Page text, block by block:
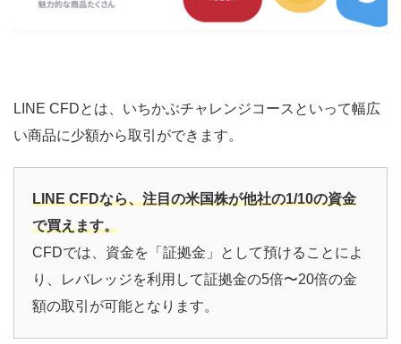
LINE CFDとは、いちかぶチャレンジコースといって幅広
い商品に少額から取引ができます。
LINE CFDなら、注目の米国株が他社の1/10の資金
で買えます。
CFDでは、資金を「証拠金」として預けることによ
り、レバレッジを利用して証拠金の5倍〜20倍の金
額の取引が可能となります。